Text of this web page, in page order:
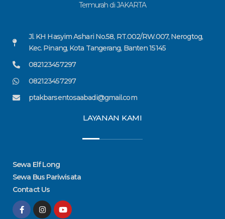
Termurah di JAKARTA
Jl. KH Hasyim Ashari No.58, RT.002/RW.007, Nerogtog,
Kec. Pinang, Kota Tangerang, Banten 15145
082123457297
082123457297
ptakbarsentosaabadi@gmail.com
LAYANAN KAMI
Sewa Elf Long
Sewa Bus Pariwisata
Contact Us
F
a
I
n
Y
o